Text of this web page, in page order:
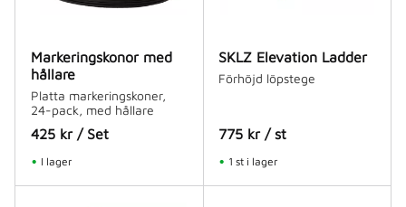
Markeringskonor med
hållare
Platta markeringskoner,
24-pack, med hållare
425kr / Set
I lager
SKLZ Elevation Ladder
Förhöjd löpstege
775 kr /st
1 st i lager